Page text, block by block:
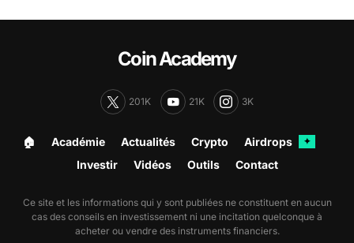
Coin Academy
201K 21K 3K
🏠︎ Académie Actualités Crypto Airdrops ✦
Investir Vidéos Outils Contact
Ce site et les informations qui y sont publiées ne constituent en aucun
cas des conseils en investissement ni une incitation quelconque à
acheter ou vendre des instruments financiers.